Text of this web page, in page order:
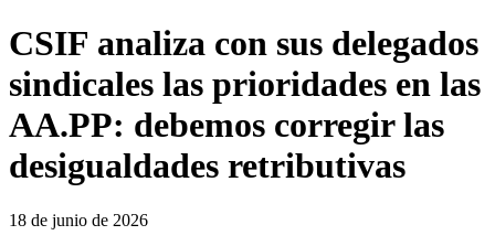
CSIF analiza con sus delegados
sindicales las prioridades en las
AA.PP: debemos corregir las
desigualdades retributivas
18 de junio de 2026